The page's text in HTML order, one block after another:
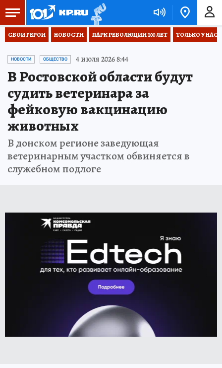
СВОИ ГЕРОИ НОВОСТИ ПАРК РЕВОЛЮЦИИ 100 ЛЕТ ТОЛЬКО У НАС
НОВОСТИ ОБЩЕСТВО 4 июля 2026 8:44
В Ростовской области будут
судить ветеринара за
фейковую вакцинацию
животных
В донском регионе заведующая
ветеринарным участком обвиняется в
служебном подлоге